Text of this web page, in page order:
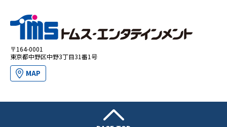
〒164-0001
東京都中野区中野3丁目31番1号
MAP